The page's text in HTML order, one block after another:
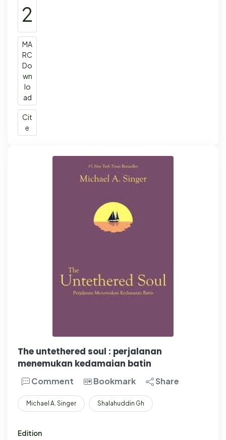
2
MA
RC
Do
wn
lo
ad
Cit
e
The untethered soul : perjalanan
menemukan kedamaian batin
Comment Bookmark Share
Michael A. Singer Shalahuddin Gh
Edition